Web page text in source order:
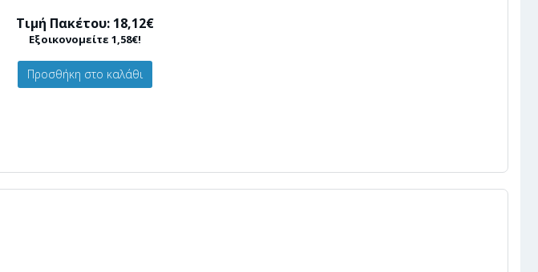
Τιμή Πακέτου: 18,12€
Εξοικονομείτε 1,58€!
Προσθήκη στο καλάθι